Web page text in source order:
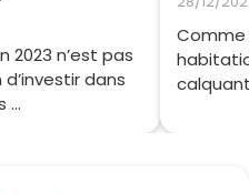
2023 n’est pas
dans
...
Comme